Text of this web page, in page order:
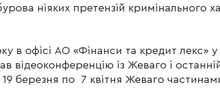
ніяких претензій кримінального
в офісі АО «Фінанси та кредит лекс» у
відеоконференцію із Жеваго і
березня по 7 квітня Жеваго